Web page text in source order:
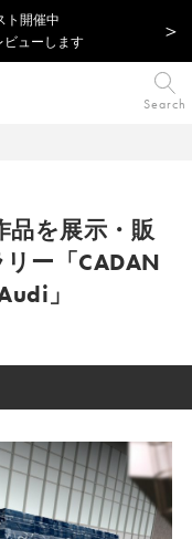
ト開催中
ビューします
Search
品を展示・販
ー「CADAN
」